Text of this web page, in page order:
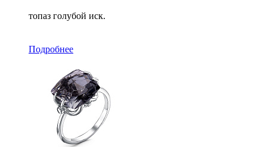
топаз голубой иск.
Подробнее